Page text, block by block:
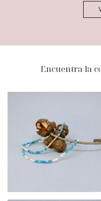
Encuentra la
$240.900